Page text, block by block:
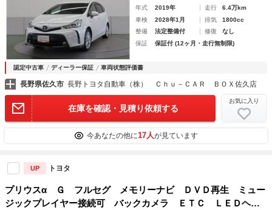
年式 2019年 走行
6.4万km
車検
2028年1月 排気
1800cc
整備
法定整備付 修復
なし
保証
保証付 (12ヶ月・走行無制限)
認定中古車 ディーラー保証 車両状態評価書
長野県佐久市 長野トヨタ自動車（株） Ｃｈｕ－ＣＡＲ ＢＯＸ佐久店
在庫を確認・見積り依頼する
お気に入り
今あなたの他に17人が見ています
UP トヨタ
プリウスα Ｇ フルセグ メモリーナビ ＤＶＤ再生 ミュー
ジックプレイヤー接続可 バックカメラ ＥＴＣ ＬＥＤヘッ